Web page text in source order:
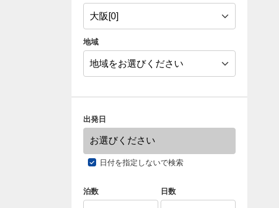
地域
出発日
日付を指定しないで検索
泊数 日数